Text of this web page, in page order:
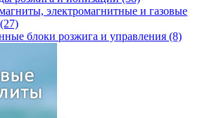
электромагнитные и газовые
блоки розжига и управления (8)